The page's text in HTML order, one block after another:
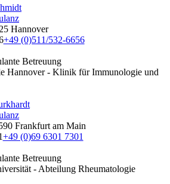
Hannover
+49 (0)511/532-6656
Betreuung
Hannover - Klinik für Immunologie und
Frankfurt am Main
+49 (0)69 6301 7301
Betreuung
- Abteilung Rheumatologie